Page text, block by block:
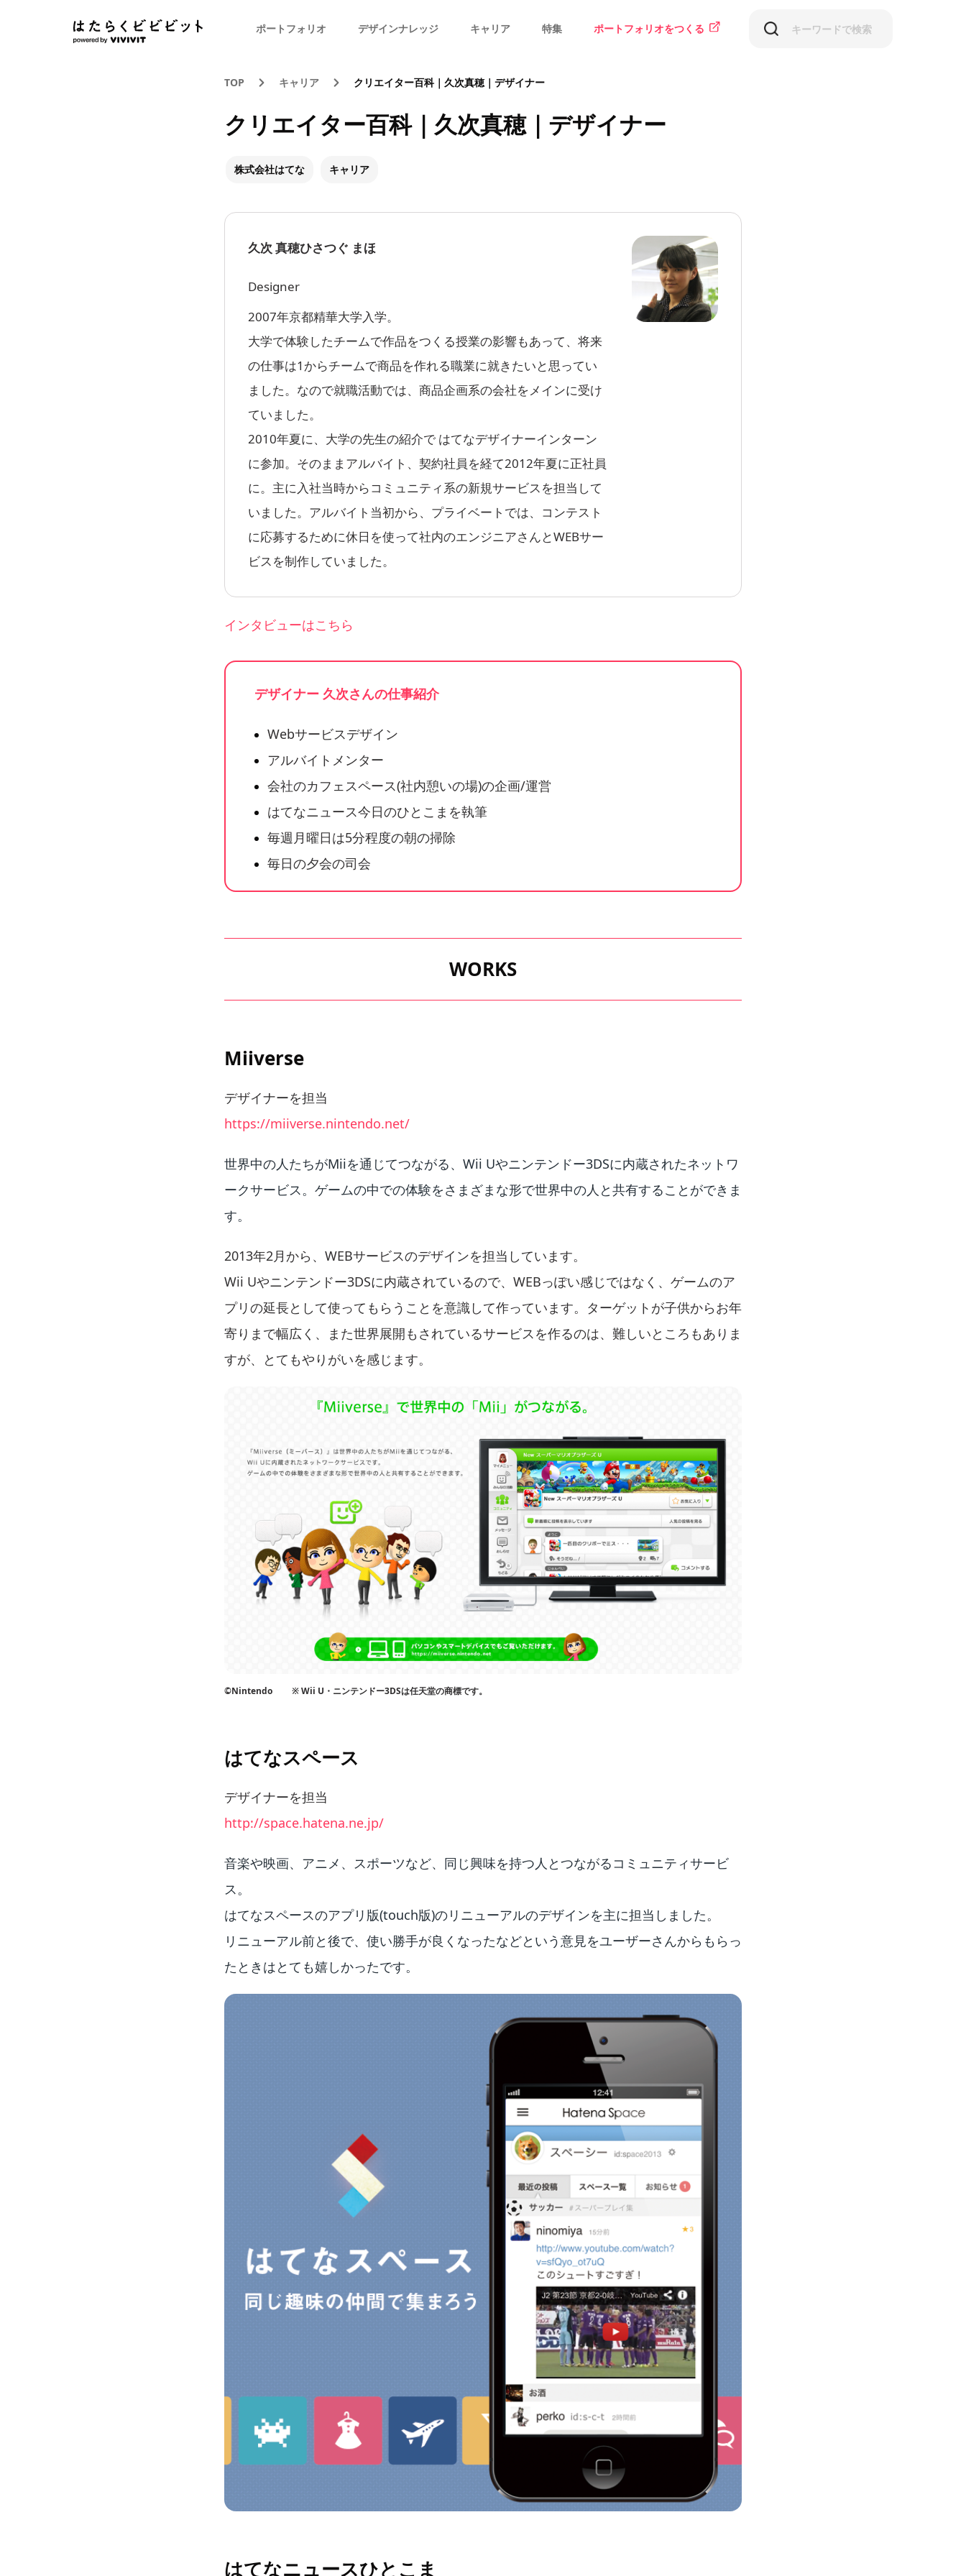
ポートフォリオ デザインナレッジ キャリア 特集 ポートフォリオをつくる
TOP キャリア クリエイター百科｜久次真穂｜デザイナー
クリエイター百科｜久次真穂｜デザイナー
株式会社はてな キャリア
久次 真穂ひさつぐ まほ
Designer
2007年京都精華大学入学。
大学で体験したチームで作品をつくる授業の影響もあって、将来
の仕事は1からチームで商品を作れる職業に就きたいと思ってい
ました。なので就職活動では、商品企画系の会社をメインに受け
ていました。
2010年夏に、大学の先生の紹介で はてなデザイナーインターン
に参加。そのままアルバイト、契約社員を経て2012年夏に正社員
に。主に入社当時からコミュニティ系の新規サービスを担当して
いました。アルバイト当初から、プライベートでは、コンテスト
に応募するために休日を使って社内のエンジニアさんとWEBサー
ビスを制作していました。
インタビューはこちら
デザイナー 久次さんの仕事紹介
Webサービスデザイン
アルバイトメンター
会社のカフェスペース(社内憩いの場)の企画/運営
はてなニュース今日のひとこまを執筆
毎週月曜日は5分程度の朝の掃除
毎日の夕会の司会
WORKS
Miiverse
デザイナーを担当
https://miiverse.nintendo.net/
世界中の人たちがMiiを通じてつながる、Wii Uやニンテンドー3DSに内蔵されたネットワ
ークサービス。ゲームの中での体験をさまざまな形で世界中の人と共有することができま
す。
2013年2月から、WEBサービスのデザインを担当しています。
Wii Uやニンテンドー3DSに内蔵されているので、WEBっぽい感じではなく、ゲームのア
プリの延長として使ってもらうことを意識して作っています。ターゲットが子供からお年
寄りまで幅広く、また世界展開もされているサービスを作るのは、難しいところもありま
すが、とてもやりがいを感じます。
©Nintendo ※ Wii U・ニンテンドー3DSは任天堂の商標です。
はてなスペース
デザイナーを担当
http://space.hatena.ne.jp/
音楽や映画、アニメ、スポーツなど、同じ興味を持つ人とつながるコミュニティサービ
ス。
はてなスペースのアプリ版(touch版)のリニューアルのデザインを主に担当しました。
リニューアル前と後で、使い勝手が良くなったなどという意見をユーザーさんからもらっ
たときはとても嬉しかったです。
はてなニュースひとこま